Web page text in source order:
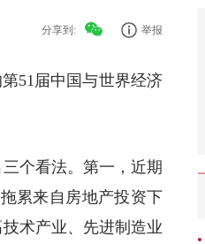
分享到: 举报
51届中国与世界经济
个看法。第一，近期
累来自 房地产投资下
术产业、 先进制造业